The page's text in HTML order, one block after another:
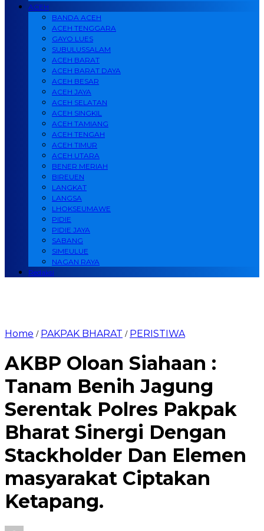
ACEH
BANDA ACEH
ACEH TENGGARA
GAYO LUES
SUBULUSSALAM
ACEH BARAT
ACEH BARAT DAYA
ACEH BESAR
ACEH JAYA
ACEH SELATAN
ACEH SINGKIL
ACEH TAMIANG
ACEH TENGAH
ACEH TIMUR
ACEH UTARA
BENER MERIAH
BIREUEN
LANGKAT
LANGSA
LHOKSEUMAWE
PIDIE
PIDIE JAYA
SABANG
SIMEULUE
NAGAN RAYA
Redaksi
Home / PAKPAK BHARAT / PERISTIWA
AKBP Oloan Siahaan :
Tanam Benih Jagung
Serentak Polres Pakpak
Bharat Sinergi Dengan
Stackholder Dan Elemen
masyarakat Ciptakan
Ketapang.